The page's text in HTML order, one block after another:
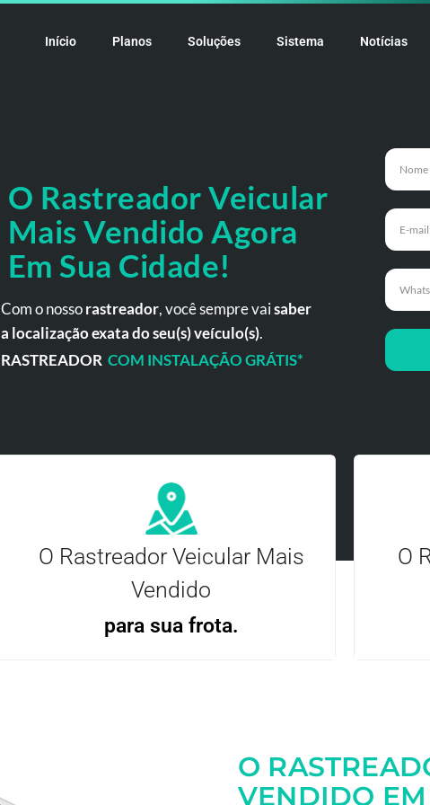
Início Planos Soluções Sistema Notícias
O RastreadorVeicular
Mais Vendido Agora
Em Sua Cidade!
Com o nossorastreador, você sempre vaisaber
a localização exata do seu(s) veículo(s).
RASTREADOR COM INSTALAÇÃO GRÁTIS*
O Rastreador Veicular Mais
Vendido
para sua frota.
O
O
VENDIDO